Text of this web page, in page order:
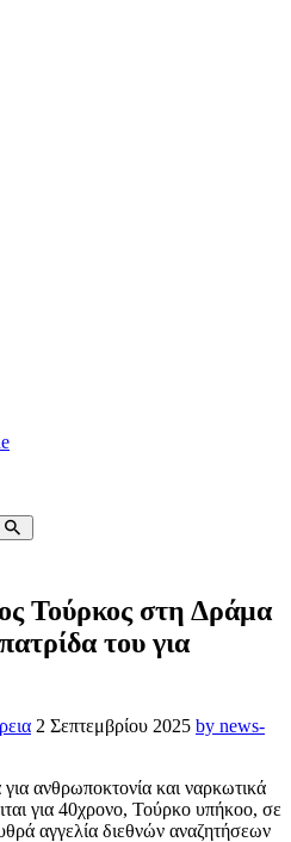
Τούρκος στη Δράμα
του για
2 Σεπτεμβρίου 2025 by news-
ανθρωποκτονία και ναρκωτικά
για 40χρονο, Τούρκο υπήκοο, σε
αγγελία διεθνών αναζητήσεων